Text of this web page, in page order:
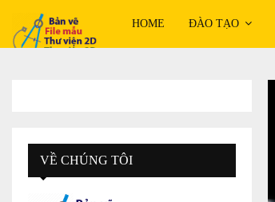
HOME ĐÀO TẠO
VỀ CHÚNG TÔI